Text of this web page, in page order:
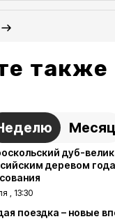
также
Месяц
дуб-
деревом
, 13:30
поездка – новые